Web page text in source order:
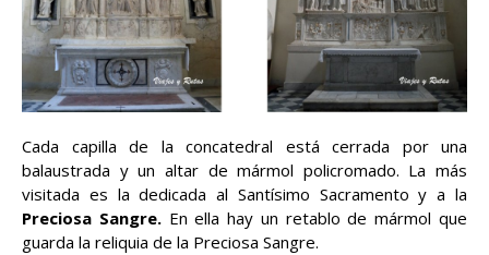
Cada capilla de la concatedral está cerrada por una
balaustrada y un altar de mármol policromado. La más
visitada es la dedicada al Santísimo Sacramento y a la
Preciosa Sangre.En ella hay un retablo de mármol que
guarda la reliquia de la Preciosa Sangre.